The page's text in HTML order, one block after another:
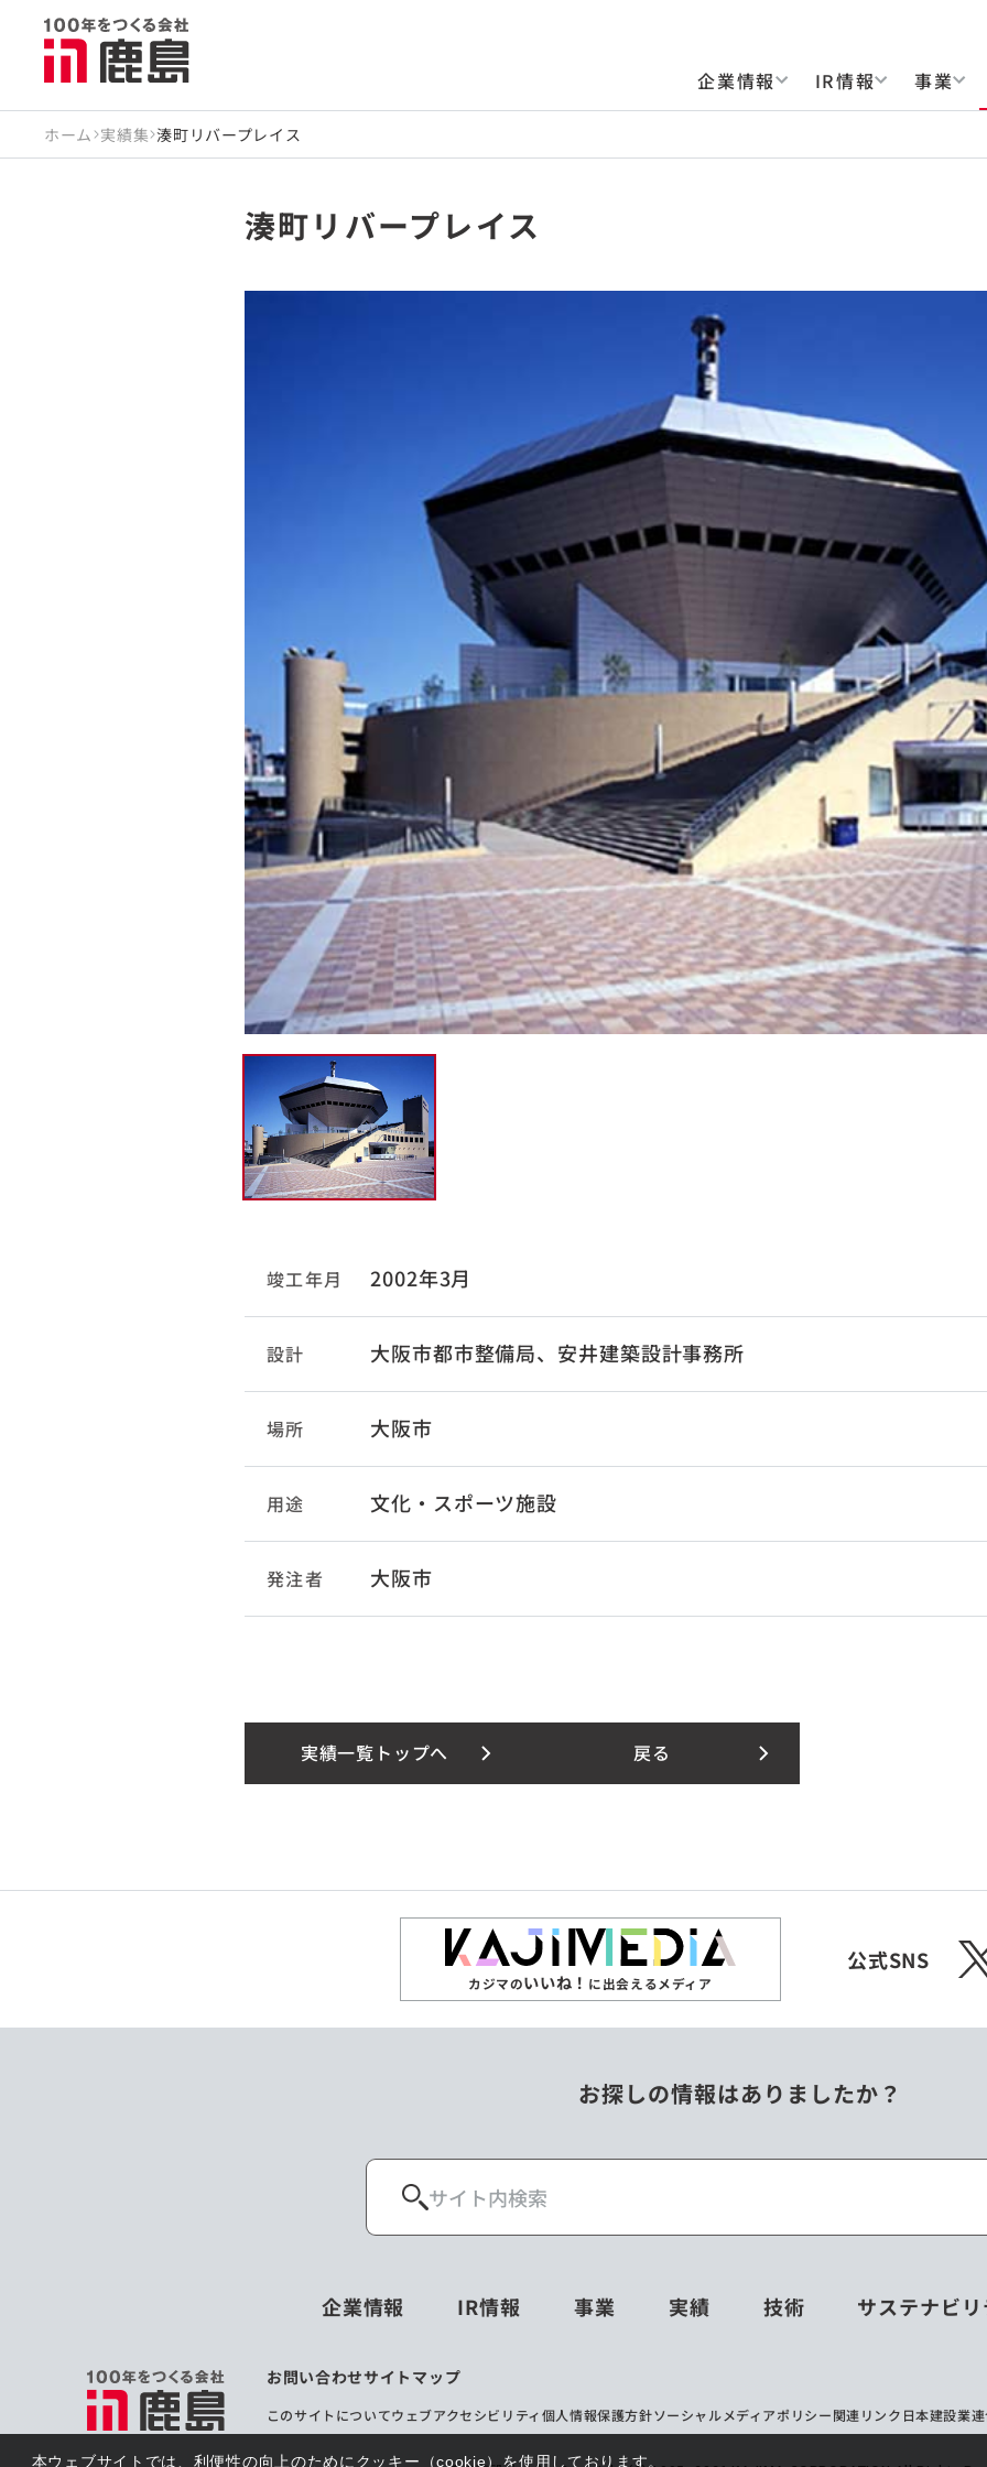
本ウェブサイトでは、利便性の向上のためにクッキー（cookie）を使用しております。
企業情報 IR情報 事業
ホーム 実績集 湊町リバープレイス
湊町リバープレイス
竣工年月 2002年3月
設計 大阪市都市整備局、安井建築設計事務所
場所 大阪市
用途 文化・スポーツ施設
発注者 大阪市
実績一覧トップへ 戻る
カジマのいいね！ に出会えるメディア
公式SNS X
お探しの情報はありましたか？
企業情報 IR情報 事業 実績 技術 サステナビリ
お問い合わせサイトマップ
このサイトについてウェブアクセシビリティ個人情報保護方針ソーシャルメディアポリシー関連リンク 日本建設業